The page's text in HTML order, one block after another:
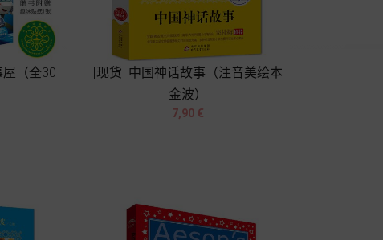
（全30
[现货] 中国神话故事（注音美绘本
金波）
Prix
7,90 €